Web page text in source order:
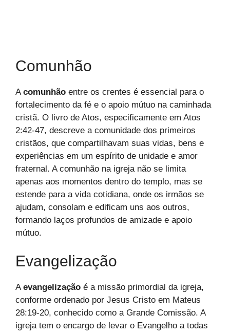
Comunhão
A comunhão entre os crentes é essencial para o
fortalecimento da fé e o apoio mútuo na caminhada
cristã. O livro de Atos, especificamente em Atos
2:42-47, descreve a comunidade dos primeiros
cristãos, que compartilhavam suas vidas, bens e
experiências em um espírito de unidade e amor
fraternal. A comunhão na igreja não se limita
apenas aos momentos dentro do templo, mas se
estende para a vida cotidiana, onde os irmãos se
ajudam, consolam e edificam uns aos outros,
formando laços profundos de amizade e apoio
mútuo.
Evangelização
Aevangelização é a missão primordial da igreja,
conforme ordenado por Jesus Cristo em Mateus
28:19-20, conhecido como a Grande Comissão. A
igreja tem o encargo de levar o Evangelho a todas